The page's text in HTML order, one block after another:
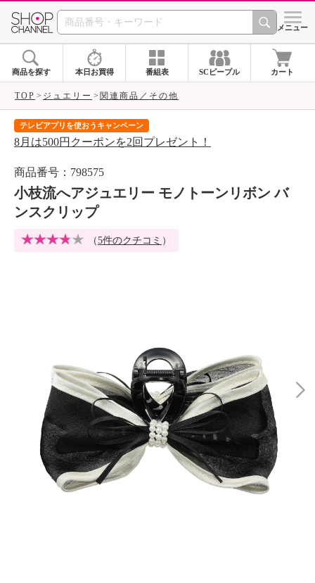
SHOP CHANNEL シメニュー
商品を探す 本日お買得 番組表 SCピープル カート
TOP ジュエリー 関連商品／その他
テレビアプリを使おうキャンペーン
8月は500円クーポンを2回プレゼント！
商品番号：798575
小枝流へアジュエリー モノトーンリボン バ
ンスクリップ
（5件のクチコミ ）